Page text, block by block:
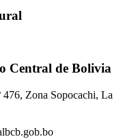
Central de Bolivia
Zona Sopocachi, La